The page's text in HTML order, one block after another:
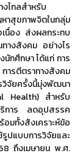
ไกลสำหรับ
าสุขภาพจิตในกลุ่ม
เนื่อง ส่งผลกระทบ
ทางสังคม อย่างไร
กศึกษา ได้แก่ การ
ารตีตราทางสังคม
วิจัยครั้งนี้มุ่งพัฒนา
Health) สำหรับ
ริการ ลดอุปสรรค
ทั้งสังเคราะห์ข้อ
ปแบบการวิจัยและ
ถึงเมษายน พ.ศ.